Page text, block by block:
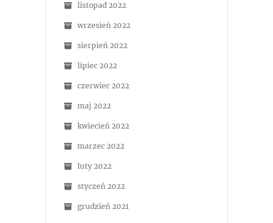
listopad 2022
wrzesień 2022
sierpień 2022
lipiec 2022
czerwiec 2022
maj 2022
kwiecień 2022
marzec 2022
luty 2022
styczeń 2022
grudzień 2021